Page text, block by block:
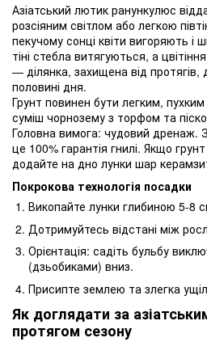
Азіатський лютик ранункулюс
розсіяним світлом або легкою
пекучому сонці квіти вигоряють і
тіні стебла витягуються, а
— ділянка, захищена від протягів,
половині дня.
Грунт повинен бути легким,
суміш чорнозему з торфом та
Головна вимога: чудовий дренаж.
це 100% гарантія гнилі. Якщо
додайте на дно лунки шар
Покрокова технологія посадки
Викопайте лунки глибиною 5-8
Дотримуйтесь відстані між
Орієнтація: садіть бульбу
(дзьобиками) вниз.
Присипте землею та злегка
Як доглядати за
протягом сезону